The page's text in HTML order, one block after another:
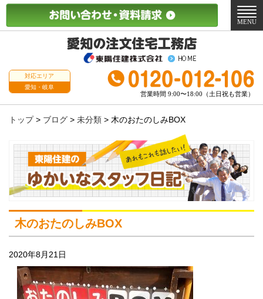
対応エリア
愛知・岐阜
営業時間 9:00〜18:00（土日祝も営業）
メ
ニ
MENU
トップ> ブログ > 未分類 > 木のおたのしみBOX
木のおたのしみBOX
2020年8月21日